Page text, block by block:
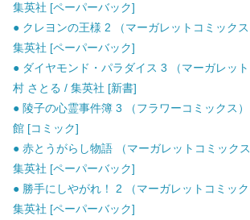
集英社 [ペーパーバック]
● クレヨンの王様 2 （マーガレットコミック
集英社 [ペーパーバック]
● ダイヤモンド・パラダイス 3 （マーガレッ
村 さとる / 集英社 [新書]
● 陵子の心霊事件簿 3 （フラワーコミックス
館 [コミック]
● 赤とうがらし物語 （マーガレットコミック
集英社 [ペーパーバック]
● 勝手にしやがれ！ 2 （マーガレットコミッ
集英社 [ペーパーバック]